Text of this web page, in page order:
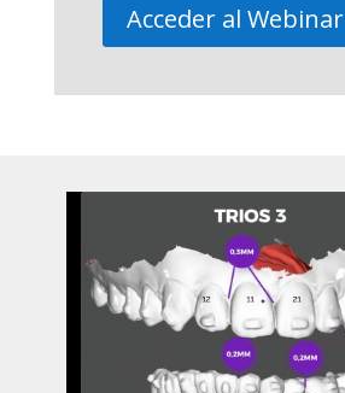
Acceder al Webinar